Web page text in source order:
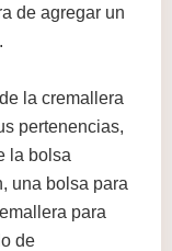
de agregar un
la cremallera
pertenencias,
la bolsa
una bolsa para
para
de